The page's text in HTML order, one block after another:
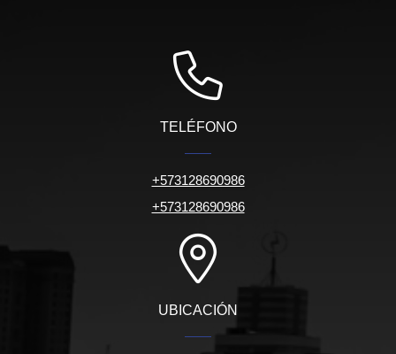
TELÉFONO
+573128690986
+573128690986
UBICACIÓN